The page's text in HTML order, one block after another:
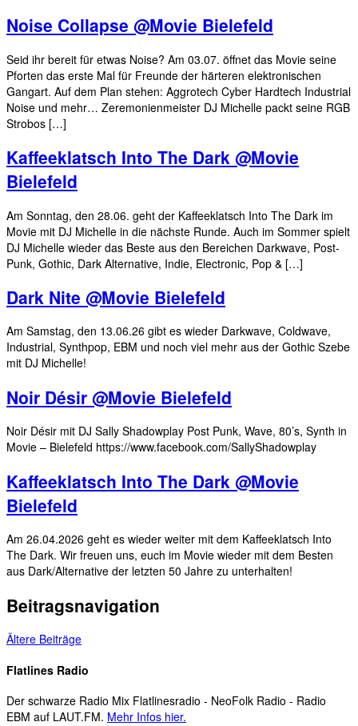
Noise Collapse @Movie Bielefeld
Seid ihr bereit für etwas Noise? Am 03.07. öffnet das Movie seine
Pforten das erste Mal für Freunde der härteren elektronischen
Gangart. Auf dem Plan stehen: Aggrotech Cyber Hardtech Industrial
Noise und mehr… Zeremonienmeister DJ Michelle packt seine RGB
Strobos […]
Kaffeeklatsch Into The Dark @Movie
Bielefeld
Am Sonntag, den 28.06. geht der Kaffeeklatsch Into The Dark im
Movie mit DJ Michelle in die nächste Runde. Auch im Sommer spielt
DJ Michelle wieder das Beste aus den Bereichen Darkwave, Post-
Punk, Gothic, Dark Alternative, Indie, Electronic, Pop & […]
Dark Nite @Movie Bielefeld
Am Samstag, den 13.06.26 gibt es wieder Darkwave, Coldwave,
Industrial, Synthpop, EBM und noch viel mehr aus der Gothic Szebe
mit DJ Michelle!
Noir Désir @Movie Bielefeld
Noir Désir mit DJ Sally Shadowplay Post Punk, Wave, 80’s, Synth in
Movie – Bielefeld https://www.facebook.com/SallyShadowplay
Kaffeeklatsch Into The Dark @Movie
Bielefeld
Am 26.04.2026 geht es wieder weiter mit dem Kaffeeklatsch Into
The Dark. Wir freuen uns, euch im Movie wieder mit dem Besten
aus Dark/Alternative der letzten 50 Jahre zu unterhalten!
Beitragsnavigation
Ältere Beiträge
Flatlines Radio
Der schwarze Radio Mix Flatlinesradio - NeoFolk Radio - Radio
EBM auf LAUT.FM. Mehr Infos hier.